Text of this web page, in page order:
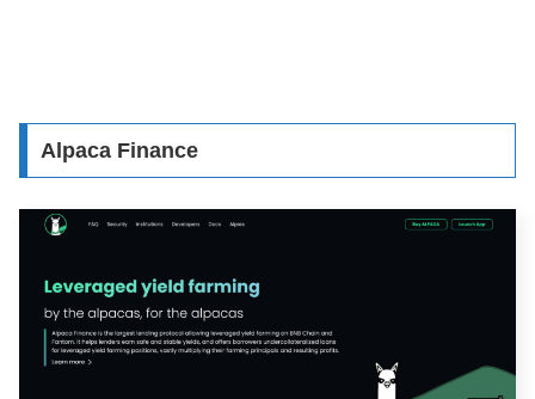
Alpaca Finance